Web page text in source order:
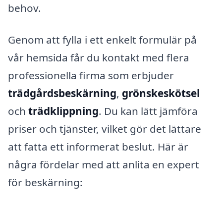
behov.
Genom att fylla i ett enkelt formulär på
vår hemsida får du kontakt med flera
professionella firma som erbjuder
trädgårdsbeskärning, grönskeskötsel
och trädklippning. Du kan lätt jämföra
priser och tjänster, vilket gör det lättare
att fatta ett informerat beslut. Här är
några fördelar med att anlita en expert
för beskärning: